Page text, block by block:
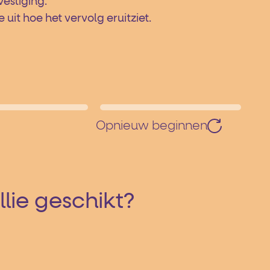
uit hoe het vervolg eruitziet.
Opnieuw beginnen
geschikt?